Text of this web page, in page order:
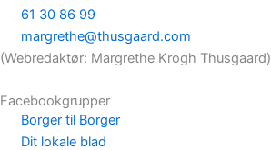
61 30 86 99
margrethe@thusgaard.com
(Webredaktør: Margrethe Krogh Thusgaard)
Facebookgrupper
Borger til Borger
Dit lokale blad